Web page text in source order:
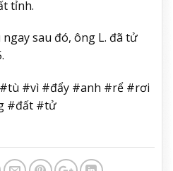
tỉnh.
sau đó, ông L. đã tử
#vì #đẩy #anh #rể #rơi
#đất #tử